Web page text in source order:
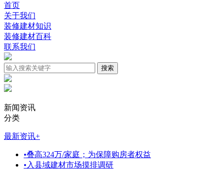
首页
关于我们
装修建材知识
装修建材百科
联系我们
新闻资讯
分类
最新资讯+
•叠高324万/家庭；为保障购房者权益
• 入县域建材市场摸排调研